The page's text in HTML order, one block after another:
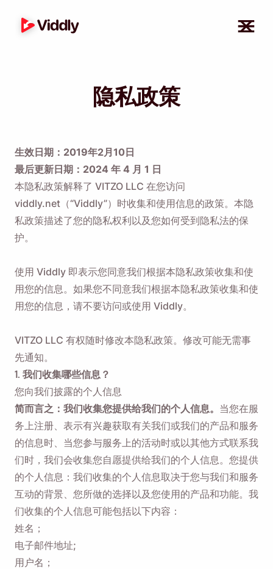
隐私政策
生效日期：2019年2月10日
最后更新日期：2024 年 4 月 1 日
本隐私政策解释了 VITZO LLC 在您访问
viddly.net（“Viddly”）时收集和使用信息的政策。本隐
私政策描述了您的隐私权利以及您如何受到隐私法的保
护。
使用 Viddly 即表示您同意我们根据本隐私政策收集和使
用您的信息。如果您不同意我们根据本隐私政策收集和使
用您的信息，请不要访问或使用 Viddly。
VITZO LLC 有权随时修改本隐私政策。修改可能无需事
先通知。
1. 我们收集哪些信息？
您向我们披露的个人信息
简而言之：我们收集您提供给我们的个人信息。 当您在服
务上注册、表示有兴趣获取有关我们或我们的产品和服务
的信息时、当您参与服务上的活动时或以其他方式联系我
们时，我们会收集您自愿提供给我们的个人信息。您提供
的个人信息：我们收集的个人信息取决于您与我们和服务
互动的背景、您所做的选择以及您使用的产品和功能。我
们收集的个人信息可能包括以下内容：
姓名；
电子邮件地址;
用户名；